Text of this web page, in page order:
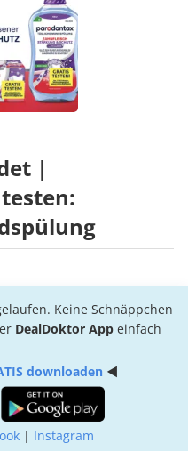
|
Keine Schnäppchen
DealDoktor App einfach
downloaden◄
| Instagram